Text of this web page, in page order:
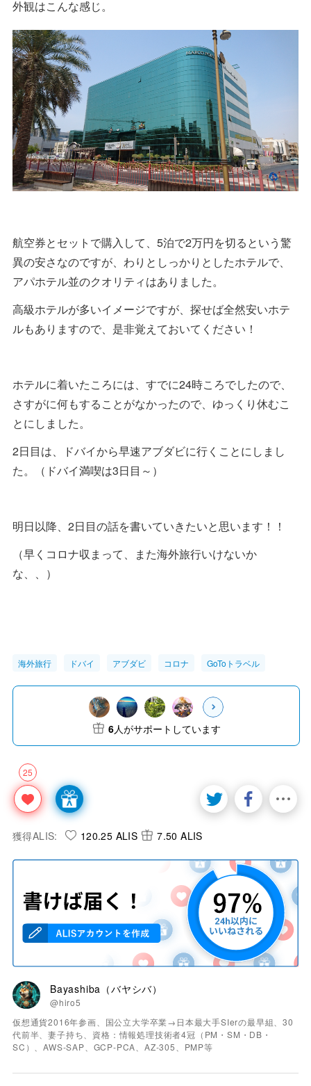
外観はこんな感じ。
航空券とセットで購入して、5泊で2万円を切るという驚
異の安さなのですが、わりとしっかりとしたホテルで、
アパホテル並のクオリティはありました。
高級ホテルが多いイメージですが、探せば全然安いホテ
ルもありますので、是非覚えておいてください！
ホテルに着いたころには、すでに24時ころでしたので、
さすがに何もすることがなかったので、ゆっくり休むこ
とにしました。
2日目は、ドバイから早速アブダビに行くことにしまし
た。（ドバイ満喫は3日目～）
明日以降、2日目の話を書いていきたいと思います！！
（早くコロナ収まって、また海外旅行いけないか
な、、）
海外旅行 ドバイ アブダビ コロナ GoToトラベル
25
6人がサポートしています
獲得ALIS: 120.25 ALIS 7.50 ALIS
Bayashiba（バヤシバ）
@hiro5
仮想通貨2016年参画、国公立大学卒業→日本最大手SIerの最早組、30
代前半、妻子持ち、資格：情報処理技術者4冠（PM・SM・DB・
SC）、AWS-SAP、GCP-PCA、AZ-305、PMP等